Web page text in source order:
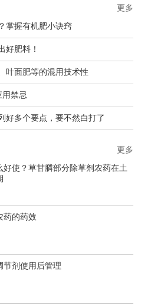
掌握有机肥小诀窍
好肥料！
叶面肥等的混用技术性
用禁忌
好多个要点，要不然白打了
更多
好使？草甘膦部分除草剂农药在土
药的药效
节剂使用后管理
更多